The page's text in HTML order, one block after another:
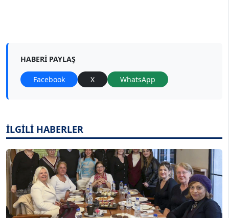
HABERI PAYLAŞ
Facebook X WhatsApp
İLGİLİ HABERLER